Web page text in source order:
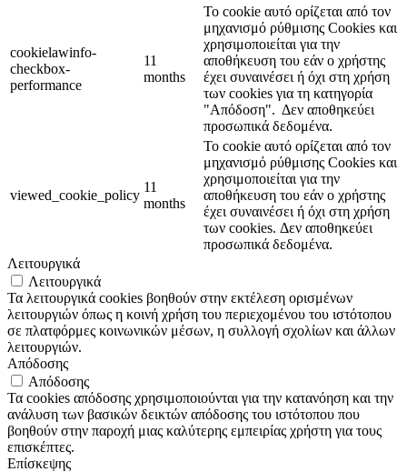
cookielawinfo-
checkbox-
performance
11
months
Το cookie αυτό ορίζεται από τον
μηχανισμό ρύθμισης Cookies και
χρησιμοποιείται για την
αποθήκευση του εάν ο χρήστης
έχει συναινέσει ή όχι στη χρήση
των cookies για τη κατηγορία
"Απόδοση". Δεν αποθηκεύει
προσωπικά δεδομένα.
viewed_cookie_policy
11
months
Το cookie αυτό ορίζεται από τον
μηχανισμό ρύθμισης Cookies και
χρησιμοποιείται για την
αποθήκευση του εάν ο χρήστης
έχει συναινέσει ή όχι στη χρήση
των cookies. Δεν αποθηκεύει
προσωπικά δεδομένα.
Λειτουργικά
Λειτουργικά
Τα λειτουργικά cookies βοηθούν στην εκτέλεση ορισμένων
λειτουργιών όπως η κοινή χρήση του περιεχομένου του ιστότοπου
σε πλατφόρμες κοινωνικών μέσων, η συλλογή σχολίων και άλλων
λειτουργιών.
Απόδοσης
Απόδοσης
Τα cookies απόδοσης χρησιμοποιούνται για την κατανόηση και την
ανάλυση των βασικών δεικτών απόδοσης του ιστότοπου που
βοηθούν στην παροχή μιας καλύτερης εμπειρίας χρήστη για τους
επισκέπτες.
Επίσκεψης